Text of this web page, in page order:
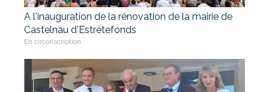
A l'inauguration de la rénovation de la mairie de
Castelnau d'Estrétefonds
En circonscription